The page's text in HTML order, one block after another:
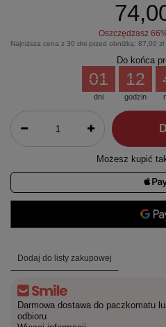
Oszczędzasz 66
Najniższa cena z 30 dni przed obniżką: 87,00 zł
Do końca
dni
01
godzin
12
Możesz kupić
Dodaj do listy zakupowej
Darmowa dostawa do paczkomatu
odbioru